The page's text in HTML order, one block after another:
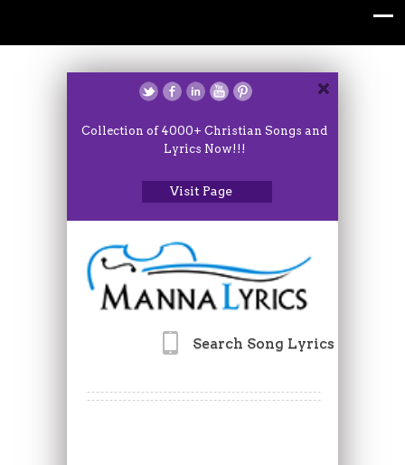
Collection of 4000+ Christian Songs and
Lyrics Now!!!
Visit Page
Search Song Lyrics